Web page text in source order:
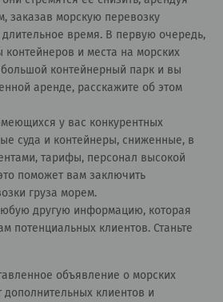
заказав морскую перевозку
время. В первую очередь,
контейнеров и места на морских
контейнерный парк и вы
аренде, расскажите об этом
у вас конкурентных
суда и контейнеры, сниженные, в
тарифы, персонал высокой
поможет вам заключить
груза морем.
другую информацию, которая
потенциальных клиентов. Станьте
объявление о морских
дополнительных клиентов и